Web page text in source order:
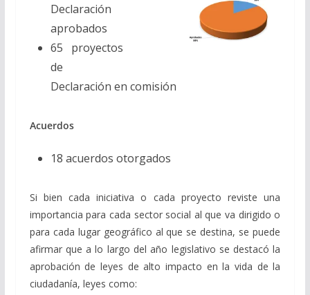
Declaración
aprobados
65 proyectos
de
Declaración en comisión
Acuerdos
18 acuerdos otorgados
Si bien cada iniciativa o cada proyecto reviste una
importancia para cada sector social al que va dirigido o
para cada lugar geográfico al que se destina, se puede
afirmar que a lo largo del año legislativo se destacó la
aprobación de leyes de alto impacto en la vida de la
ciudadanía, leyes como: